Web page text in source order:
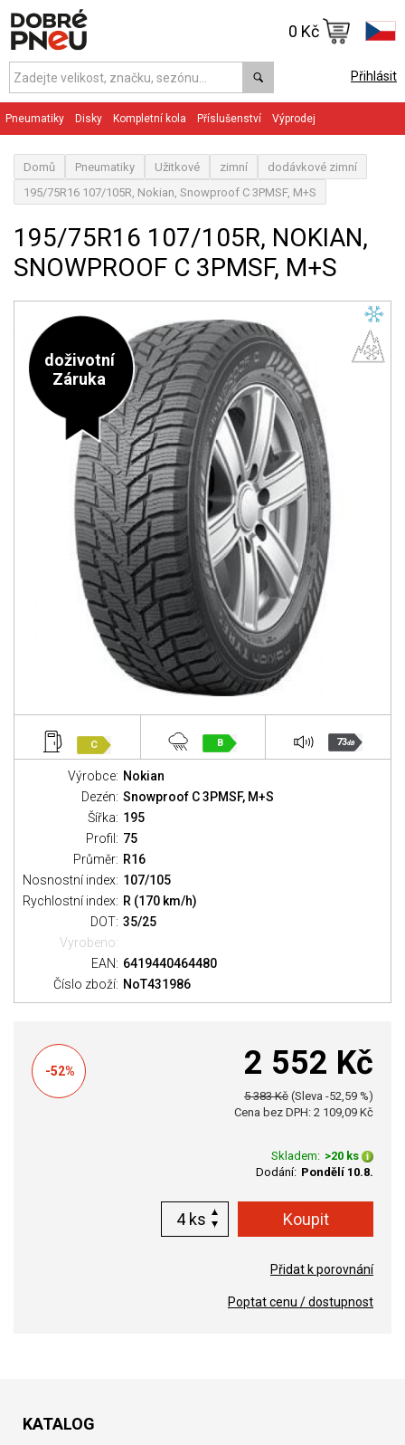
Přihlásit
0 Kč
Pneumatiky Disky Kompletní kola Příslušenství Výprodej
Domů Pneumatiky Užitkové zimní
dodávkové zimní
195/75R16 107/105R, Nokian, Snowproof C 3PMSF, M+S
195/75R16 107/105R, NOKIAN,
SNOWPROOF C 3PMSF, M+S
doživotní
Záruka
C B 73dB
Výrobce: Nokian
Dezén: Snowproof C 3PMSF, M+S
Šířka: 195
Profil: 75
Průměr: R16
Nosnostní index: 107/105
Rychlostní index: R (170 km/h)
DOT: 35/25
Vyrobeno:
EAN: 6419440464480
Číslo zboží: NoT431986
-52% 2 552 Kč
5 383 Kč (Sleva -52,59 %)
Cena bez DPH: 2 109,09 Kč
Skladem: >20 ks
Dodání: Pondělí 10.8.
ks
Přidat k porovnání
Poptat cenu / dostupnost
KATALOG